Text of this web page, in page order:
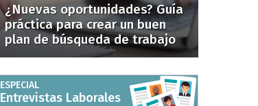
¿Nuevas oportunidades? Guía
práctica para crear un buen
plan de búsqueda de trabajo
ESPECIAL
Entrevistas Laborales